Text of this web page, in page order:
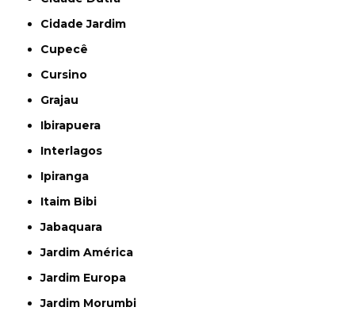
Cidade Jardim
Cupecê
Cursino
Grajau
Ibirapuera
Interlagos
Ipiranga
Itaim Bibi
Jabaquara
Jardim América
Jardim Europa
Jardim Morumbi